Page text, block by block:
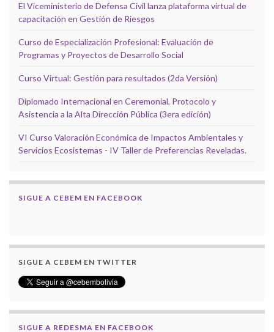
El Viceministerio de Defensa Civil lanza plataforma virtual de
capacitación en Gestión de Riesgos
Curso de Especialización Profesional: Evaluación de
Programas y Proyectos de Desarrollo Social
Curso Virtual: Gestión para resultados (2da Versión)
Diplomado Internacional en Ceremonial, Protocolo y
Asistencia a la Alta Dirección Pública (3era edición)
VI Curso Valoración Económica de Impactos Ambientales y
Servicios Ecosistemas - IV Taller de Preferencias Reveladas.
SIGUE A CEBEM EN FACEBOOK
SIGUE A CEBEM EN TWITTER
SIGUE A REDESMA EN FACEBOOK